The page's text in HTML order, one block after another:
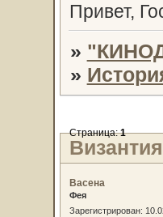
Привет,
»
»
Страница:1
Васена
Фея
Зарегистрирован: